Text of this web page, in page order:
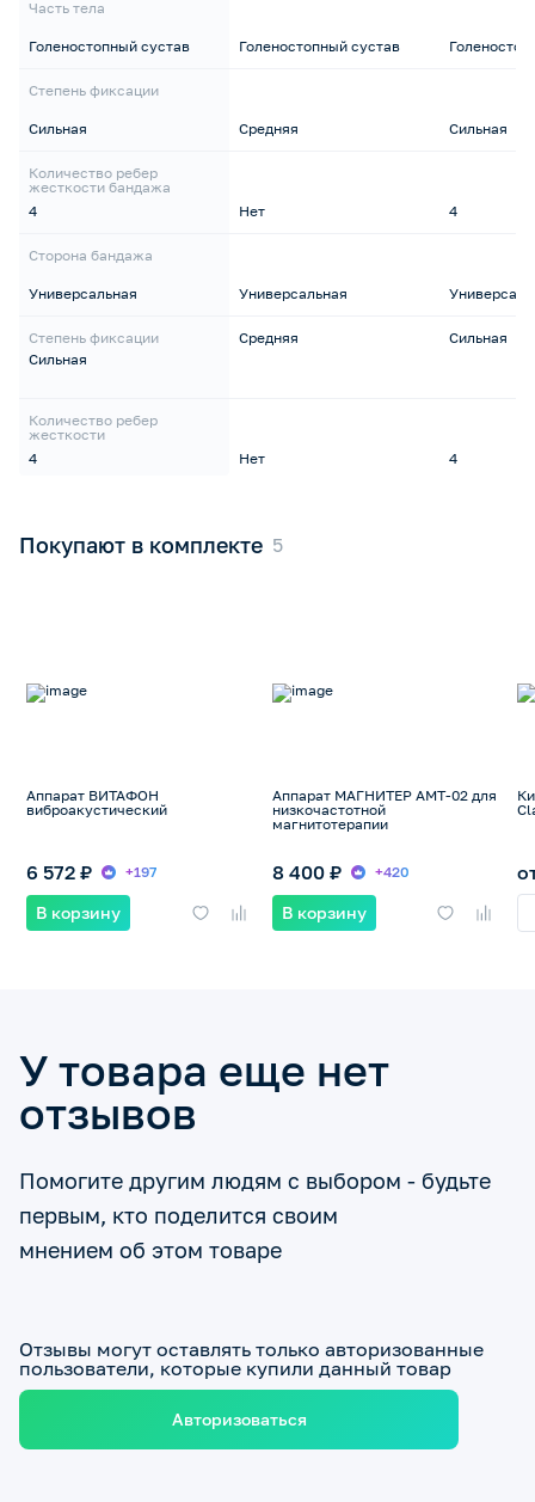
Часть тела
Голеностопный сустав
Степень фиксации
Сильная
Количество ребер
жесткости бандажа
4
Сторона бандажа
Универсальная
Степень фиксации
Сильная
Количество ребер
жесткости
4
Голеностопный сустав
Средняя
Нет
Универсальная
Средняя
Нет
Сильная
4
Сильная
4
Покупают в комплекте
Аппарат ВИТАФОН
виброакустический
6 572 ₽ +197
В корзину
Аппарат МАГНИТЕР АМТ-02 для
низкочастотной
магнитотерапии
8 400 ₽ +420
В корзину
У товара еще нет
отзывов
Помогите другим людям с выбором - будьте
первым, кто поделится своим
мнением об этом товаре
Отзывы могут оставлять только авторизованные
пользователи, которые купили данный товар
Авторизоваться